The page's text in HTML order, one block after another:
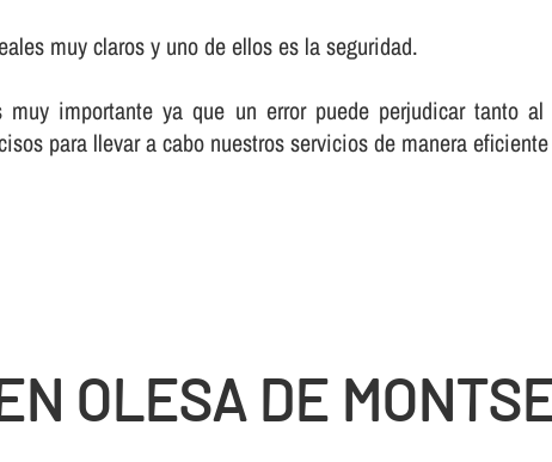
muy claros y uno de ellos es la seguridad.
importante ya que un error puede perjudicar tanto
para llevar a cabo nuestros servicios de manera
OLESA DE